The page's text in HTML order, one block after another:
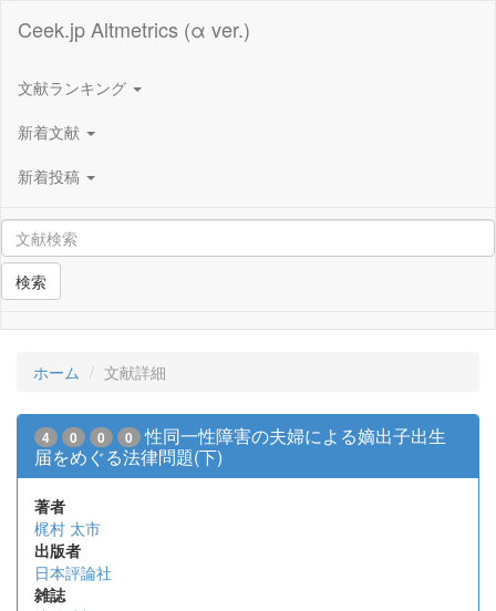
Ceek.jp Altmetrics (α ver.)
文献ランキング
新着文献
新着投稿
検索
ホーム 文献詳細
4 0 0 0
性同一性障害の夫婦による嫡出子出生
届をめぐる法律問題(下)
著者
梶村 太市
出版者
日本評論社
雑誌